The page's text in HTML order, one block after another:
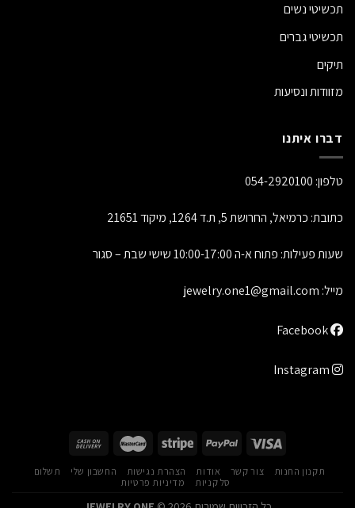
תכשיטי נשים
תכשיטי גברים
תיקים
מזוודות ונסיעות
דברו איתנו
טלפון: 054-2920100
כתובת: כרמיאל, החרושת 5, ת.ד 1264, מיקוד 21651
שעות פעילות: פתוח א-ה 10:00-17:00 שישי שבת – סגור
מייל: jewelry.one1@gmail.com
תקנון החנות צור קשר אודות הצהרת נגישות החשבון שלי
תשלום
סל קניות
מדיניות פרטיות